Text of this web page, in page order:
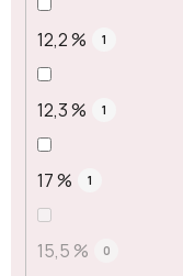
12,2 % 1
12,3 % 1
17 % 1
15,5 % 0